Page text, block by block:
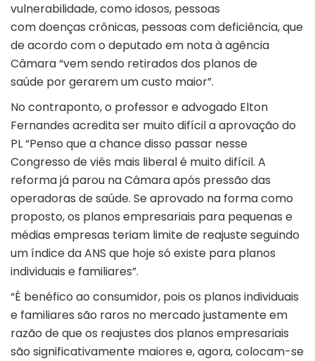
vulnerabilidade, como idosos, pessoas
com doenças crônicas, pessoas com deficiência, que
de acordo com o deputado em nota à agência
Câmara “vem sendo retirados dos planos de
saúde por gerarem um custo maior”.
No contraponto, o professor e advogado Elton
Fernandes acredita ser muito difícil a aprovação do
PL “Penso que a chance disso passar nesse
Congresso de viés mais liberal é muito difícil. A
reforma já parou na Câmara após pressão das
operadoras de saúde. Se aprovado na forma como
proposto, os planos empresariais para pequenas e
médias empresas teriam limite de reajuste seguindo
um índice da ANS que hoje só existe para planos
individuais e familiares”.
“É benéfico ao consumidor, pois os planos individuais
e familiares são raros no mercado justamente em
razão de que os reajustes dos planos empresariais
são significativamente maiores e, agora, colocam-se